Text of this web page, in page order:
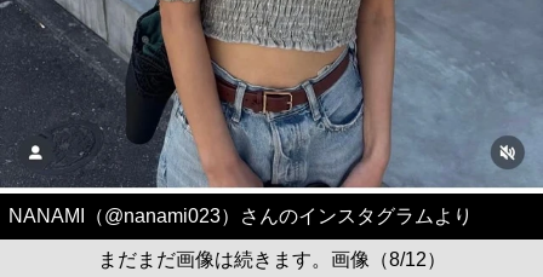
NANAMI（@nanami023）さんのインスタグラムより
まだまだ画像は続きます。画像（8/12）